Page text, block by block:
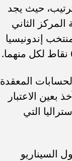
حيث يجد
أستراليا صاحبة المركز الثاني
20 نقطة، فيما يلاحق منتخب إندونيسيا
المعقدة
بعين الاعتبار
التي
السيناريو